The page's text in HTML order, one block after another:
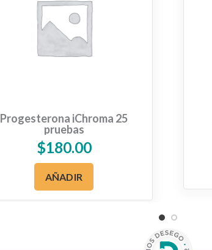
Progesterona iChroma 25
pruebas
$180.00
AÑADIR